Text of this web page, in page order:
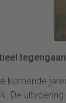
komende
De